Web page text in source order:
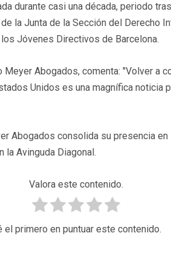
durante casi una década, periodo
la Junta de la Sección del Derecho
Jóvenes Directivos de Barcelona.
Abogados, comenta: "Volver a
Unidos es una magnífica noticia
Abogados consolida su presencia en
la Avinguda Diagonal.
Valora este contenido.
el primero en puntuar este contenido.